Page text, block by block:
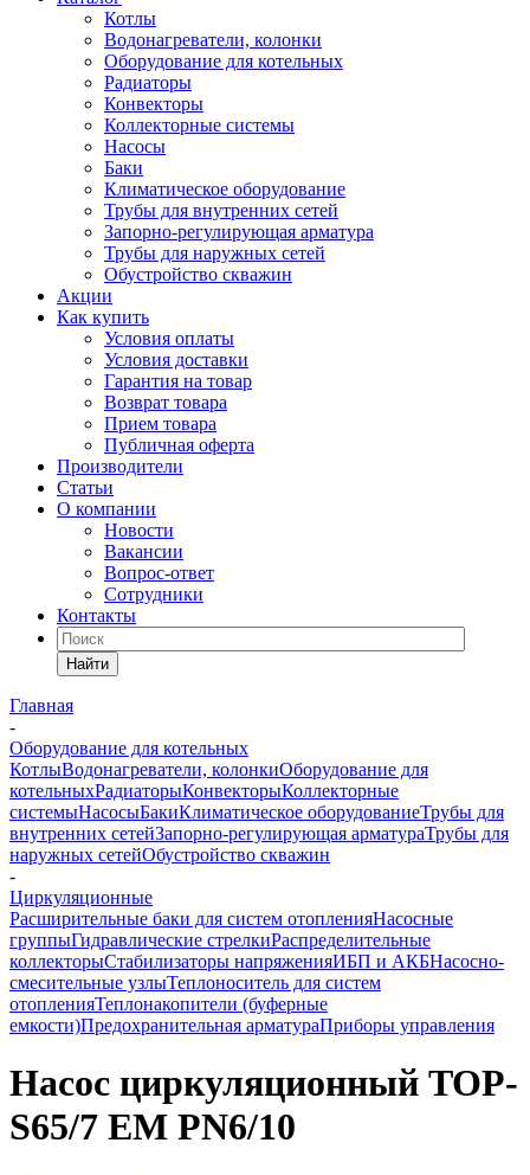
Котлы
Водонагреватели, колонки
Оборудование для котельных
Радиаторы
Конвекторы
Коллекторные системы
Насосы
Баки
Климатическое оборудование
Трубы для внутренних сетей
Запорно-регулирующая арматура
Трубы для наружных сетей
Обустройство скважин
Акции
Как купить
Условия оплаты
Условия доставки
Гарантия на товар
Возврат товара
Прием товара
Публичная оферта
Производители
Статьи
О компании
Новости
Вакансии
Вопрос-ответ
Сотрудники
Контакты
Найти
Главная
-
Оборудование для котельных
КотлыВодонагреватели, колонкиОборудование для
котельныхРадиаторыКонвекторыКоллекторные
системыНасосыБакиКлиматическое оборудованиеТрубы для
внутренних сетейЗапорно-регулирующая арматураТрубы для
наружных сетейОбустройство скважин
-
Циркуляционные
Расширительные баки для систем отопленияНасосные
группыГидравлические стрелкиРаспределительные
коллекторыСтабилизаторы напряженияИБП и АКБНасосно-
смесительные узлыТеплоноситель для систем
отопленияТеплонакопители (буферные
емкости)Предохранительная арматураПриборы управления
Насос циркуляционный TOP-
S65/7 EM PN6/10